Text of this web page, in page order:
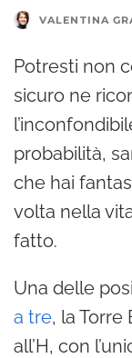
VALENTINA
Potresti non
sicuro ne
probabilità,
che hai
volta nella
fatto.
Una delle
a tre, la Torre
all’H, con